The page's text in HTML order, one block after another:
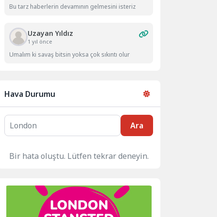
Bu tarz haberlerin devamının gelmesini isteriz
Uzayan Yıldız
1 yıl önce
Umalım ki savaş bitsin yoksa çok sıkıntı olur
Hava Durumu
Ara
Bir hata oluştu. Lütfen tekrar deneyin.